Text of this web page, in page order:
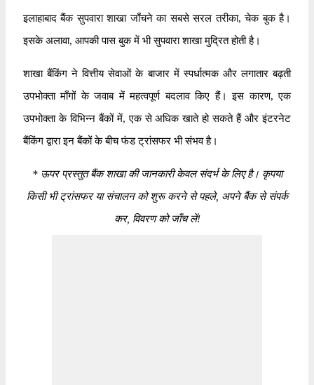
इलाहाबाद बैंक सुपवारा शाखा जाँचने का सबसे सरल तरीका, चेक बुक है।
इसके अलावा, आपकी पास बुक में भी सुपवारा शाखा मुद्रित होती है।
शाखा बैंकिंग ने वित्तीय सेवाओं के बाजार में स्पर्धात्मक और लगातार बढ़ती
उपभोक्ता माँगों के जवाब में महत्वपूर्ण बदलाव किए हैं। इस कारण, एक
उपभोक्ता के विभिन्न बैंकों में, एक से अधिक खाते हो सकते हैं और इंटरनेट
बैंकिंग द्वारा इन बैंकों के बीच फंड ट्रांसफर भी संभव है।
*ऊपर प्रस्तुत बैंक शाखा की जानकारी केवल संदर्भ के लिए है। कृपया
किसी भी ट्रांसफर या संचालन को शुरू करने से पहले, अपने बैंक से संपर्क
कर, विवरण को जाँच लें!